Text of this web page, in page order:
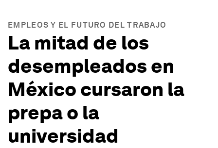
EMPLEOS Y EL FUTURO DEL TRABAJO
La mitad de los
desempleados en
México cursaron la
prepa o la
universidad